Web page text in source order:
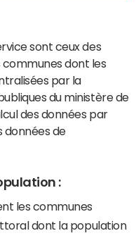
sont ceux des
dont les
par la
du ministère de
des données par
données de
:
les communes
dont la population